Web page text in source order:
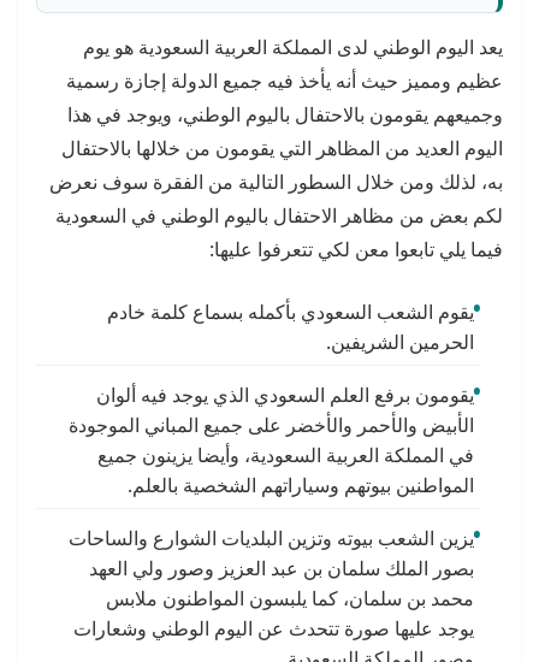
يعد اليوم الوطني لدى المملكة العربية السعودية هو يوم
عظيم ومميز حيث أنه يأخذ فيه جميع الدولة إجازة رسمية
وجميعهم يقومون بالاحتفال باليوم الوطني، ويوجد في هذا
اليوم العديد من المظاهر التي يقومون من خلالها بالاحتفال
به، لذلك ومن خلال السطور التالية من الفقرة سوف نعرض
لكم بعض من مظاهر الاحتفال باليوم الوطني في السعودية
فيما يلي تابعوا معن لكي تتعرفوا عليها:
يقوم الشعب السعودي بأكمله بسماع كلمة خادم
الحرمين الشريفين.
يقومون برفع العلم السعودي الذي يوجد فيه ألوان
الأبيض والأحمر والأخضر على جميع المباني الموجودة
في المملكة العربية السعودية، وأيضا يزينون جميع
المواطنين بيوتهم وسياراتهم الشخصية بالعلم.
يزين الشعب بيوته وتزين البلديات الشوارع والساحات
بصور الملك سلمان بن عبد العزيز وصور ولي العهد
محمد بن سلمان، كما يلبسون المواطنون ملابس
يوجد عليها صورة تتحدث عن اليوم الوطني وشعارات